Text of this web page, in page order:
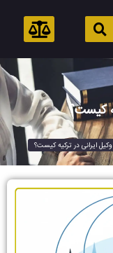
کیست؟
ایرانی در ترکیه کیست؟